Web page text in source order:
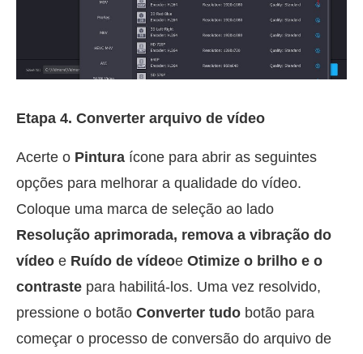
Etapa 4. Converter arquivo de vídeo
Acerte o Pintura ícone para abrir as seguintes
opções para melhorar a qualidade do vídeo.
Coloque uma marca de seleção ao lado
Resolução aprimorada, remova a vibração do
vídeo e Ruído de vídeoe Otimize o brilho e o
contraste para habilitá-los. Uma vez resolvido,
pressione o botão Converter tudo botão para
começar o processo de conversão do arquivo de